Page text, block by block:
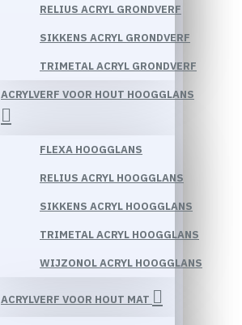
RELIUS ACRYL GRONDVERF
SIKKENS ACRYL GRONDVERF
TRIMETAL ACRYL GRONDVERF
ACRYLVERF VOOR HOUT HOOGGLANS
FLEXA HOOGGLANS
RELIUS ACRYL HOOGGLANS
SIKKENS ACRYL HOOGGLANS
TRIMETAL ACRYL HOOGGLANS
WIJZONOL ACRYL HOOGGLANS
ACRYLVERF VOOR HOUT MAT